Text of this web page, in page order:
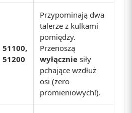
51100,
51200
Przypominają dwa
talerze z kulkami
pomiędzy.
Przenoszą
wyłącznie siły
pchające wzdłuż
osi (zero
promieniowych!).